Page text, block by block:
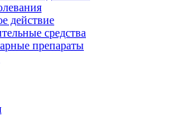
действие
средства
препараты